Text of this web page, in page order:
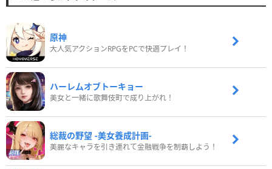
原神
大人気アクションRPGをPCで快適プレイ！
ハーレムオブトーキョー
美女と一緒に歌舞伎町で成り上がれ！
総裁の野望 -美女養成計画-
美麗なキャラを引き連れて金融戦争を制覇しよう！